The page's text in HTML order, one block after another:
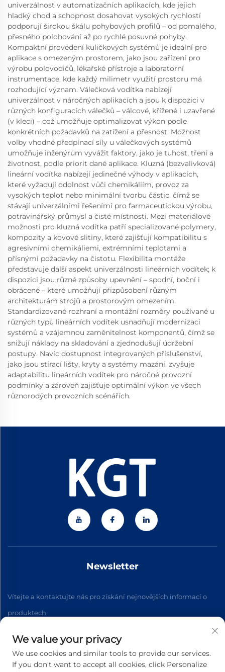
univerzálnost v automatizačních aplikacích, kde jejich
hladký chod a schopnost dosahovat vysokých rychlostí
podporují širokou škálu pohybových profilů – od pomalého,
přesného polohování až po rychlé posuvné pohyby.
Kompaktní provedení kuličkových systémů je ideální pro
aplikace s omezeným prostorem, jako jsou zařízení pro
výrobu polovodičů, lékařské přístroje a laboratorní
instrumentace, kde každý milimetr využití prostoru má
rozhodující význam. Válečková vodítka nabízejí
univerzálnost v náročných aplikacích a jsou k dispozici v
různých konfiguracích válečků – válcové, křížené i uzavřené
(v kleci) – což umožňuje optimalizovat výkon podle
konkrétních požadavků na zatížení a přesnost. Možnost
volby vhodné předpínací síly u válečkových systémů
umožňuje inženýrům vyvážit faktory, jako je tuhost, tření a
životnost, podle priorit dané aplikace. Kluzná (bezvalivková)
lineární vodítka nabízejí jedinečné výhody v aplikacích,
které vyžadují odolnost vůči chemikáliím, provoz za
vysokých teplot nebo minimální tvorbu částic, čímž se
stávají univerzálními řešeními pro farmaceutickou výrobu,
potravinářský průmysl a čisté místnosti. Mezi materiálové
možnosti pro kluzná vodítka patří specializované polymery,
kompozity a kovové slitiny, které zajišťují kompatibilitu s
agresivními chemikáliemi, extrémními teplotami a
přísnými požadavky na čistotu. Flexibilita montáže
představuje další aspekt univerzálnosti lineárních vodítek; k
dispozici jsou různé způsoby upevnění – spodní, boční i
obrácené – které umožňují přizpůsobení různým
architekturám strojů a prostorovým omezením.
Standardizované rozhraní a montážní rozměry používané u
různých typů lineárních vodítek usnadňují modernizaci
systémů a vzájemnou zaměnitelnost komponentů, čímž se
snižují náklady na skladování a zjednodušují údržební
postupy. Navíc dostupnost integrovaných příslušenství,
jako jsou stírací lišty, kryty a systémy mazání, zvyšuje
adaptabilitu lineárních vodítek pro náročné provozní
podmínky a zároveň zajišťuje optimální výkon ve všech
různorodých provozních scénářích.
Newsletter
Vítejte a kontaktujte nás pro získání nejnovějších informací o
produktech
We value your privacy
We use cookies and similar tools to provide our services.
If you don't want to accept all cookies, click Personalize